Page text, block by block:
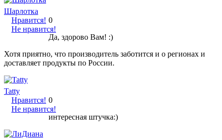
Шарлотка
Нравится!
Не нравится!
0
Да, здорово Вам! :)
Хотя приятно, что производитель заботится и о регионах и
доставляет продукты по России.
Tatty
Нравится!
Не нравится!
0
интересная штучка:)